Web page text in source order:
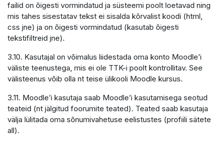
failid on õigesti vormindatud ja süsteemi poolt loetavad ning
mis tahes sisestatav tekst ei sisalda kõrvalist koodi (html,
css jne) ja on õigesti vormindatud (kasutab õigesti
tekstifiltreid jne).
3.10. Kasutajal on võimalus liidestada oma konto Moodle’i
väliste teenustega, mis ei ole TTK-i poolt kontrollitav. See
välisteenus võib olla nt teise ülikooli Moodle kursus.
3.11. Moodle’i kasutaja saab Moodle’i kasutamisega seotud
teateid (nt jälgitud foorumite teated). Teated saab kasutaja
välja lülitada oma sõnumivahetuse eelistustes (profiili sätete
all).